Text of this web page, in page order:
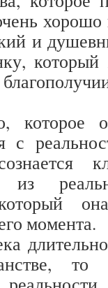
хорошо
и
которое
с
из
момента.
то